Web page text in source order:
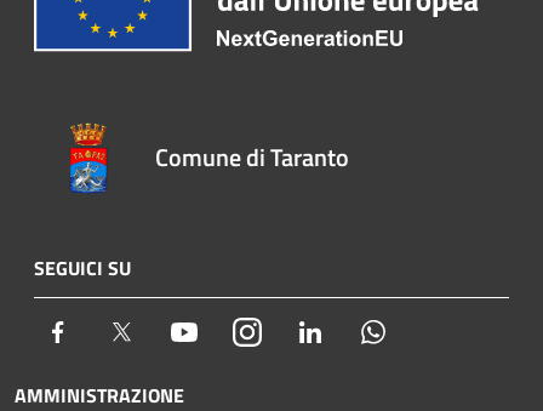
Comune di Taranto
SEGUICI SU
Facebook Twitter YoutubeInstagram LinkedIn
AMMINISTRAZIONE